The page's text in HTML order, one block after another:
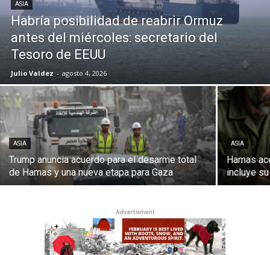
ASIA
Habría posibilidad de reabrir Ormuz
antes del miércoles: secretario del
Tesoro de EEUU
Julio Valdez - agosto 4, 2026
ASIA
Trump anuncia acuerdo para el desarme total
de Hamas y una nueva etapa para Gaza
ASIA
Hamas
incluye
Advertisment